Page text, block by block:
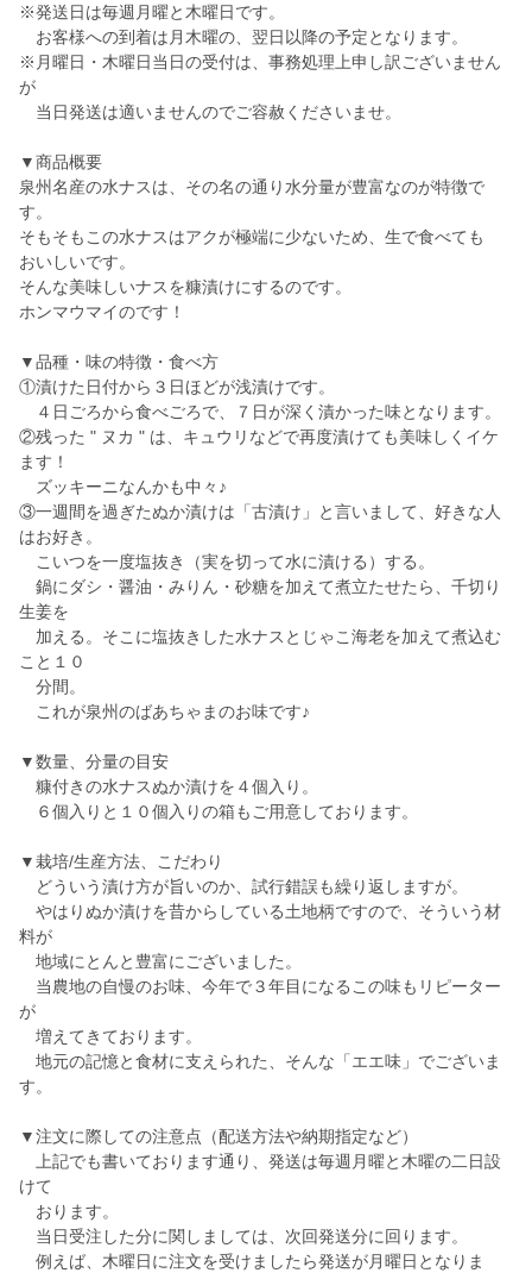
※発送日は毎週月曜と木曜日です。
お客様への到着は月木曜の、翌日以降の予定となります。
※月曜日・木曜日当日の受付は、事務処理上申し訳ございません
が
当日発送は適いませんのでご容赦くださいませ。
▼商品概要
泉州名産の水ナスは、その名の通り水分量が豊富なのが特徴で
す。
そもそもこの水ナスはアクが極端に少ないため、生で食べても
おいしいです。
そんな美味しいナスを糠漬けにするのです。
ホンマウマイのです！
▼品種・味の特徴・食べ方
①漬けた日付から３日ほどが浅漬けです。
４日ごろから食べごろで、７日が深く漬かった味となります。
②残った " ヌカ " は、キュウリなどで再度漬けても美味しくイケ
ます！
ズッキーニなんかも中々♪
③一週間を過ぎたぬか漬けは「古漬け」と言いまして、好きな人
はお好き。
こいつを一度塩抜き（実を切って水に漬ける）する。
鍋にダシ・醤油・みりん・砂糖を加えて煮立たせたら、千切り
生姜を
加える。そこに塩抜きした水ナスとじゃこ海老を加えて煮込む
こと１０
分間。
これが泉州のばあちゃまのお味です♪
▼数量、分量の目安
糠付きの水ナスぬか漬けを４個入り。
６個入りと１０個入りの箱もご用意しております。
▼栽培/生産方法、こだわり
どういう漬け方が旨いのか、試行錯誤も繰り返しますが。
やはりぬか漬けを昔からしている土地柄ですので、そういう材
料が
地域にとんと豊富にございました。
当農地の自慢のお味、今年で３年目になるこの味もリピーター
が
増えてきております。
地元の記憶と食材に支えられた、そんな「エエ味」でございま
す。
▼注文に際しての注意点（配送方法や納期指定など）
上記でも書いております通り、発送は毎週月曜と木曜の二日設
けて
おります。
当日受注した分に関しましては、次回発送分に回ります。
例えば、木曜日に注文を受けましたら発送が月曜日となりま